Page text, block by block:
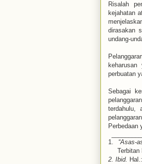
Risalah
kejahatan
dirasakan
undang-
perbuatan
Sebagai
terdahulu,
Perbedaan
1.
“Asas-
Terbitan
2. Ibid.